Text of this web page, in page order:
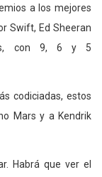
a los mejores
Swift, Ed Sheeran
con 9, 6 y 5
codiciadas, estos
Mars y a Kendrik
Habrá que ver el